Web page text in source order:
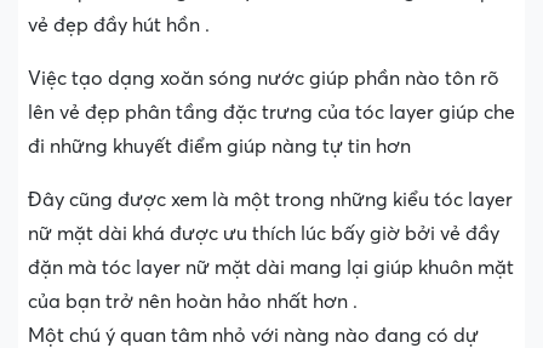
vẻ đẹp đầy hút hồn .
Việc tạo dạng xoăn sóng nước giúp phần nào tôn rõ
lên vẻ đẹp phân tầng đặc trưng của tóc layer giúp che
đi những khuyết điểm giúp nàng tự tin hơn
Đây cũng được xem là một trong những kiểu tóc layer
nữ mặt dài khá được ưu thích lúc bấy giờ bởi vẻ đầy
đặn mà tóc layer nữ mặt dài mang lại giúp khuôn mặt
của bạn trở nên hoàn hảo nhất hơn .
Một chú ý quan tâm nhỏ với nàng nào đang có dự